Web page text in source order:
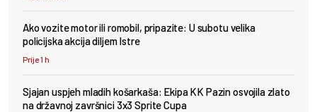
Ako vozite motor ili romobil, pripazite: U subotu velika
policijska akcija diljem Istre
Prije 1 h
Sjajan uspjeh mladih košarkaša: Ekipa KK Pazin osvojila zlato
na državnoj završnici 3x3 Sprite Cupa